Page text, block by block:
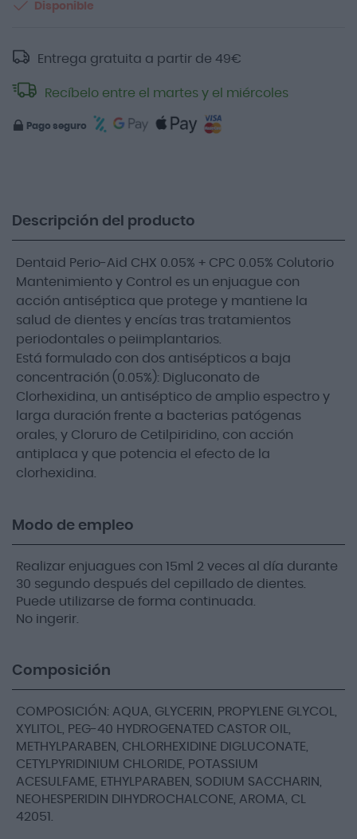
Disponible
Entrega gratuita a partir de 49€
Recíbelo entre el martes y el miércoles
Pago seguro
Descripción del producto
Dentaid Perio-Aid CHX 0.05% + CPC 0.05% Colutorio
Mantenimiento y Control es un enjuague con
acción antiséptica que protege y mantiene la
salud de dientes y encías tras tratamientos
periodontales o peiimplantarios.
Está formulado con dos antisépticos a baja
concentración (0.05%): Digluconato de
Clorhexidina, un antiséptico de amplio espectro y
larga duración frente a bacterias patógenas
orales, y Cloruro de Cetilpiridino, con acción
antiplaca y que potencia el efecto de la
clorhexidina.
Modo de empleo
Realizar enjuagues con 15ml 2 veces al día durante
30 segundo después del cepillado de dientes.
Puede utilizarse de forma continuada.
No ingerir.
Composición
COMPOSICIÓN: AQUA, GLYCERIN, PROPYLENE GLYCOL,
XYLITOL, PEG-40 HYDROGENATED CASTOR OIL,
METHYLPARABEN, CHLORHEXIDINE DIGLUCONATE,
CETYLPYRIDINIUM CHLORIDE, POTASSIUM
ACESULFAME, ETHYLPARABEN, SODIUM SACCHARIN,
NEOHESPERIDIN DIHYDROCHALCONE, AROMA, CL
42051.